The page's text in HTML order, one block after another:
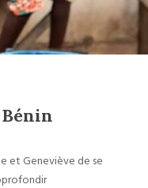
et Geneviève de se